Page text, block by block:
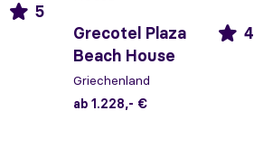
5
Grecotel Plaza
Beach House
4
Griechenland
ab 1.228,- €